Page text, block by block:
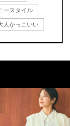
ースタイル
人かっこいい